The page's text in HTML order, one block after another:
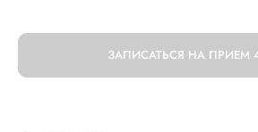
ЗАПИСАТЬСЯ НА ПРИЕМ